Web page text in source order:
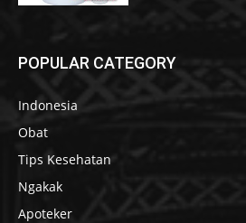
POPULAR CATEGORY
Indonesia
Obat
Tips Kesehatan
Ngakak
Apoteker